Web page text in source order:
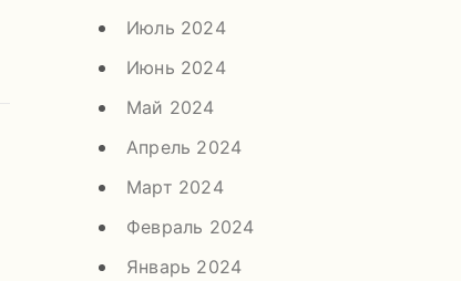
Июль 2024
Июнь 2024
Май 2024
Апрель 2024
Март 2024
Февраль 2024
Январь 2024